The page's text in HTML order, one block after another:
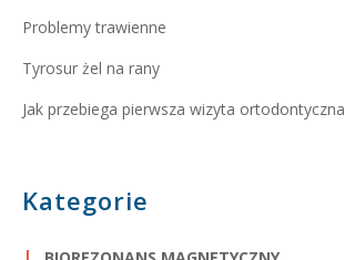
Problemy trawienne
Tyrosur żel na rany
Jak przebiega pierwsza wizyta ortodontyczna
Kategorie